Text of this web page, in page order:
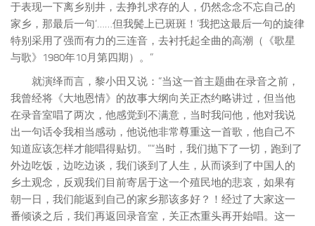
于表现一下离乡别井，去挣扎求存的人，仍然念念不忘自己的
家乡，那最后一句‘……但我鬓上已斑斑！’我把这最后一句的旋律
特别采用了强而有力的三连音，去衬托起全曲的高潮（《歌星
与歌》1980年10月第四期）。”
就演绎而言 ，黎小田又说：“当这一首主题曲在录音之前，
我曾经将《大地恩情》的故事大纲向关正杰约略讲过，但当他
在录音室唱了两次，他感觉到不满意，当时我问他，他对我说
出一句话令我相当感动，他说他非常尊重这一首歌，他自己不
知道应该怎样才能唱得贴切。”“当时，我们抛下了一切，跑到了
外边吃饭，边吃边谈，我们谈到了人生，从而谈到了中国人的
乡土观念，反观我们目前寄居于这一个殖民地的悲哀，如果有
朝一日，我们能返到自己的家乡那该多好？！经过了大家这一
番倾谈之后，我们再返回录音室，关正杰重头再开始唱。这一